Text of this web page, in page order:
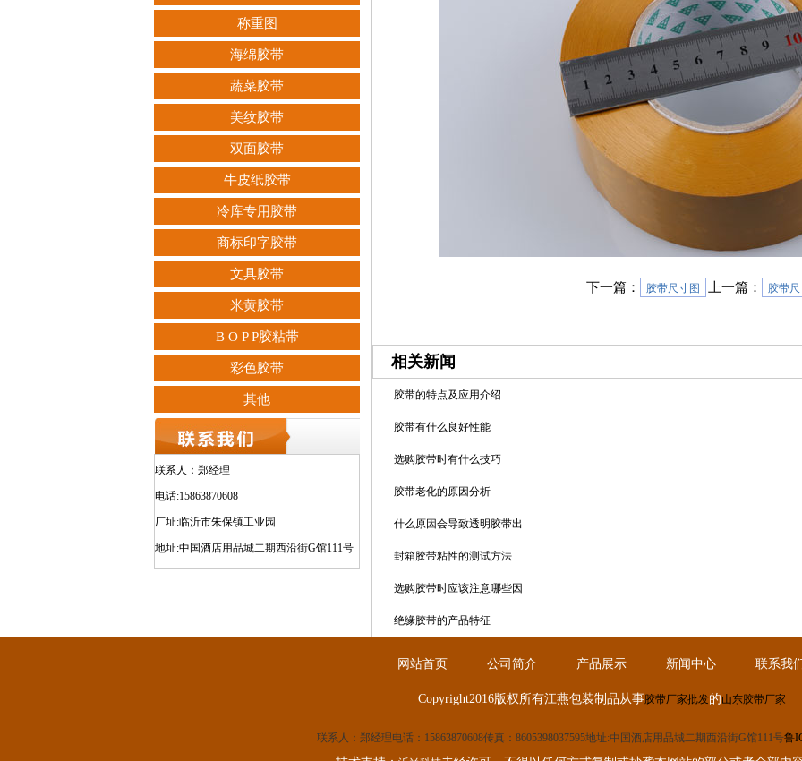
称重图
海绵胶带
蔬菜胶带
美纹胶带
双面胶带
牛皮纸胶带
冷库专用胶带
商标印字胶带
文具胶带
米黄胶带
B O P P胶粘带
彩色胶带
其他
联系人：郑经理
电话:15863870608
厂址:临沂市朱保镇工业园
地址:中国酒店用品城二期西沿街G馆111号
下一篇： 胶带尺寸图 上一篇： 胶带
相关新闻
胶带的特点及应用介绍
胶带有什么良好性能
选购胶带时有什么技巧
胶带老化的原因分析
什么原因会导致透明胶带出
封箱胶带粘性的测试方法
选购胶带时应该注意哪些因
绝缘胶带的产品特征
网站首页 公司简介 产品展示 新闻中心 联系我
Copyright2016版权所有江燕包装制品从事胶带厂家批发的山东胶带厂家
联系人：郑经理电话：15863870608传真：8605398037595地址:中国酒店用品城二期西沿街G馆111号鲁